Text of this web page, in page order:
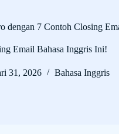
dengan 7 Contoh Closing
Email Bahasa Inggris Ini!
31, 2026 Bahasa Inggris